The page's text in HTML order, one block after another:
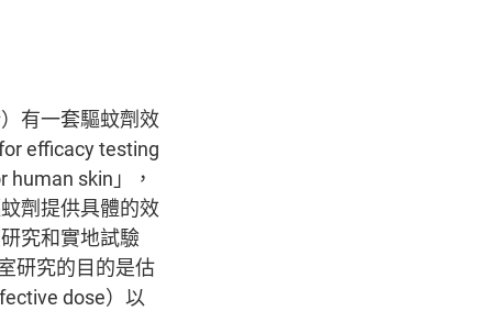
有一套驅蚊劑效
efficacy testing
skin」，
劑提供具體的效
究和實地試驗
研究的目的是估
dose）以